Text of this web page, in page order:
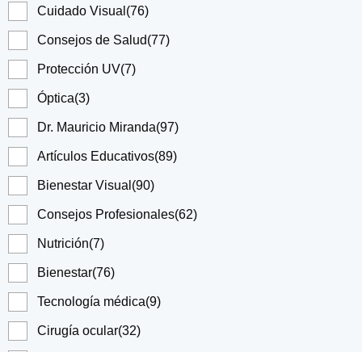
Cuidado Visual (76)
Consejos de Salud(77)
Protección UV(7)
Óptica(3)
Dr. Mauricio Miranda(97)
Artículos Educativos(89)
Bienestar Visual (90)
Consejos Profesionales(62)
Nutrición(7)
Bienestar(76)
Tecnología médica(9)
Cirugía ocular(32)